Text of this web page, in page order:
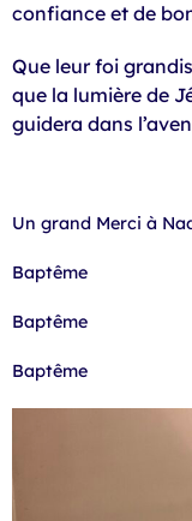
confiance et de
Que leur foi
que la lumière de
guidera dans
Un grand Merci à
Baptême
Baptême
Baptême